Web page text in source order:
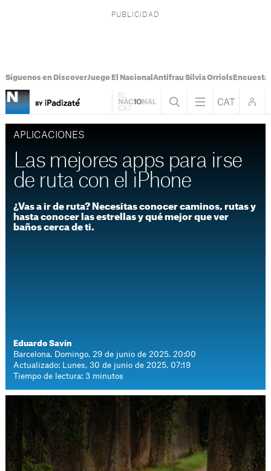
Síguenos en DiscoverJuego El Nacional Antifrau Sílvia OrriolsEncuesta
APLICACIONES
Las mejores apps para irse
de ruta con el iPhone
¿Vas a ir de ruta? Necesitas conocer caminos, rutas y
hasta conocer las estrellas y qué mejor que ver
baños cerca de ti.
Eduardo Savín
Barcelona. Domingo, 29 de junio de 2025. 20:00
Actualizado: Lunes, 30 de junio de 2025. 07:19
Tiempo de lectura: 3 minutos